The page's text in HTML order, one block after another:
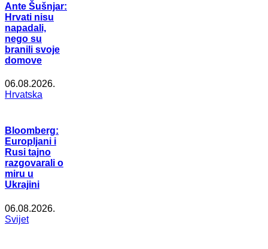
Ante Šušnjar:
Hrvati nisu
napadali,
nego su
branili svoje
domove
06.08.2026.
Hrvatska
Bloomberg:
Europljani i
Rusi tajno
razgovarali o
miru u
Ukrajini
06.08.2026.
Svijet